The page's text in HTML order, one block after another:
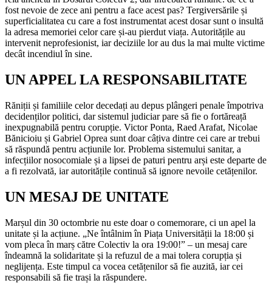
fost nevoie de zece ani pentru a face acest pas? Tergiversările și
superficialitatea cu care a fost instrumentat acest dosar sunt o insultă
la adresa memoriei celor care și-au pierdut viața. Autoritățile au
intervenit neprofesionist, iar deciziile lor au dus la mai multe victime
decât incendiul în sine.
UN APPEL LA RESPONSABILITATE
Răniții și familiile celor decedați au depus plângeri penale împotriva
decidenților politici, dar sistemul judiciar pare să fie o fortăreață
inexpugnabilă pentru corupție. Victor Ponta, Raed Arafat, Nicolae
Bănicioiu și Gabriel Oprea sunt doar câțiva dintre cei care ar trebui
să răspundă pentru acțiunile lor. Problema sistemului sanitar, a
infecțiilor nosocomiale și a lipsei de paturi pentru arși este departe de
a fi rezolvată, iar autoritățile continuă să ignore nevoile cetățenilor.
UN MESAJ DE UNITATE
Marșul din 30 octombrie nu este doar o comemorare, ci un apel la
unitate și la acțiune. „Ne întâlnim în Piața Universității la 18:00 și
vom pleca în marș către Colectiv la ora 19:00!” – un mesaj care
îndeamnă la solidaritate și la refuzul de a mai tolera corupția și
neglijența. Este timpul ca vocea cetățenilor să fie auzită, iar cei
responsabili să fie trași la răspundere.